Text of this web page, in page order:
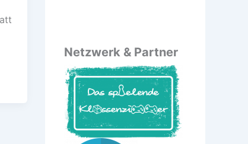
Netzwerk & Partner